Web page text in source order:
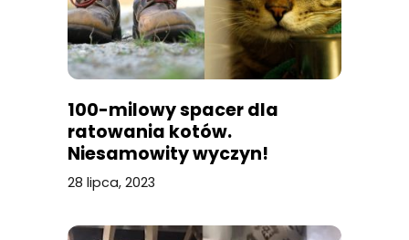
100-milowy spacer dla
ratowania kotów.
Niesamowity wyczyn!
28 lipca, 2023